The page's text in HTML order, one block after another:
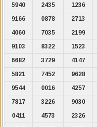
5940
2435 1236
9166
0878 2713
4060
7035 2199
9103
8322 1523
6682
3729 4147
5821
7452 9628
9544
0016 4257
7817
3226 9030
0411
4573 2326